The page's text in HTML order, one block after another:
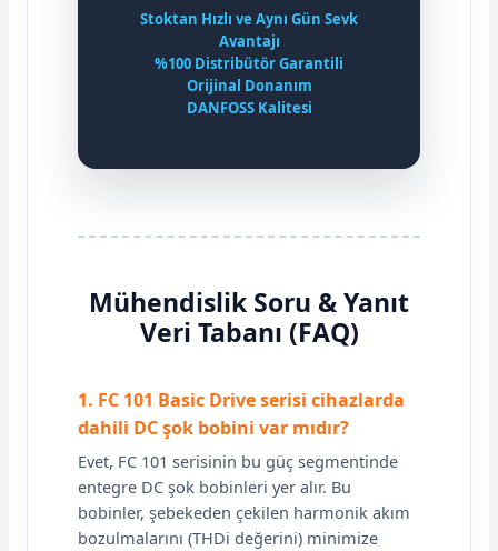
Stoktan Hızlı ve Aynı Gün Sevk
Avantajı
%100 Distribütör Garantili
Orijinal Donanım
DANFOSS Kalitesi
Mühendislik Soru & Yanıt
Veri Tabanı (FAQ)
1. FC 101 Basic Drive serisi cihazlarda
dahili DC şok bobini var mıdır?
Evet, FC 101 serisinin bu güç segmentinde
entegre DC şok bobinleri yer alır. Bu
bobinler, şebekeden çekilen harmonik akım
bozulmalarını (THDi değerini) minimize